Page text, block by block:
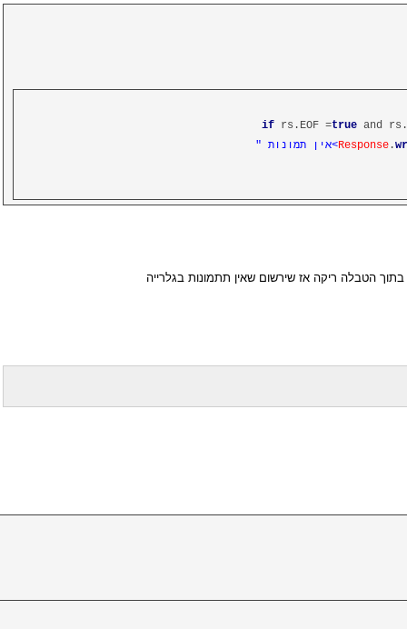
if rs.EOF =true and
Response .
הטבלה ריקה אז שירשום שאין תתמונות בגלרייה